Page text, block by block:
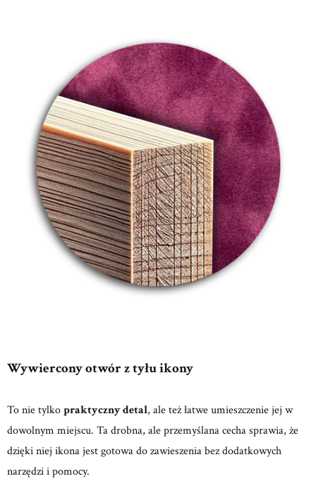
Wywiercony otwór z tyłu ikony
To nie tylkopraktyczny detal, ale też łatwe umieszczenie jej w
dowolnym miejscu. Ta drobna, ale przemyślana cecha sprawia, że
dzięki niej ikona jest gotowa do zawieszenia bez dodatkowych
narzędzi i pomocy.